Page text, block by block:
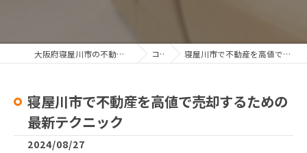
大阪府寝屋川市の不動産売却なら株式会社愛和建設 コラム 寝屋川市で不動産を高値で売却するための最新テクニック
寝屋川市で不動産を高値で売却するための
最新テクニック
2024/08/27